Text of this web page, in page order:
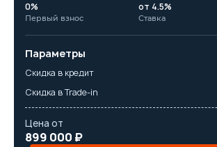
0%
Первый взнос
от 4.5%
Ставка
Параметры
Скидка в кредит
Скидка в Trade-in
Цена от
899 000 ₽